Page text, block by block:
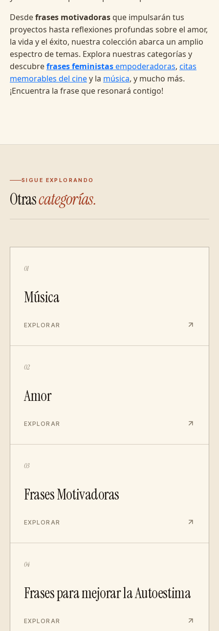
Desdefrases motivadoras que impulsarán tus
proyectos hasta reflexiones profundas sobre el amor,
la vida y el éxito, nuestra colección abarca un amplio
espectro de temas. Explora nuestras categorías y
descubrefrases feministasempoderadoras, citas
memorables del ciney la música, y mucho más.
¡Encuentra la frase que resonará contigo!
SIGUE EXPLORANDO
Otrascategorías.
01
Música
EXPLORAR
02
Amor
EXPLORAR
03
Frases Motivadoras
EXPLORAR
04
Frases para mejorar la Autoestima
EXPLORAR